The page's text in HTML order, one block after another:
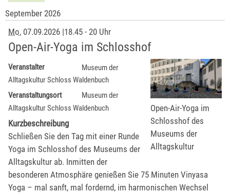
September 2026
Mo, 07.09.2026 |18.45 - 20 Uhr
Open-Air-Yoga im Schlosshof
Open-Air-Yoga im
Schlosshof des
Museums der
Alltagskultur
Veranstalter
Museum der
Alltagskultur Schloss Waldenbuch
Veranstaltungsort
Museum der
Alltagskultur Schloss Waldenbuch
Kurzbeschreibung
Schließen Sie den Tag mit einer Runde
Yoga im Schlosshof des Museums der
Alltagskultur ab. Inmitten der
besonderen Atmosphäre genießen Sie 75 Minuten Vinyasa
Yoga – mal sanft, mal fordernd, im harmonischen Wechsel